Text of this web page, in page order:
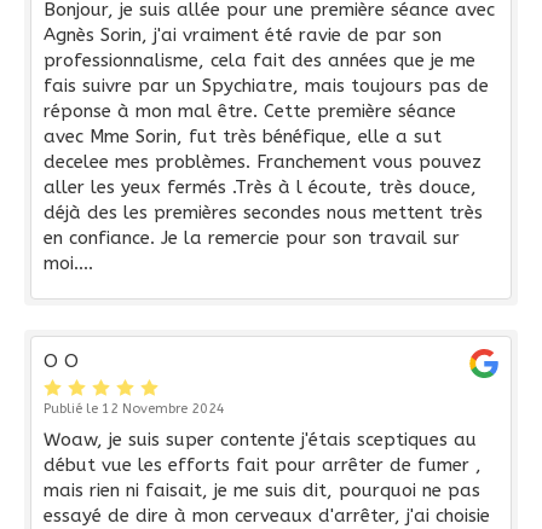
Bonjour, je suis allée pour une première séance avec
Agnès Sorin, j'ai vraiment été ravie de par son
professionnalisme, cela fait des années que je me
fais suivre par un Spychiatre, mais toujours pas de
réponse à mon mal être. Cette première séance
avec Mme Sorin, fut très bénéfique, elle a sut
decelee mes problèmes. Franchement vous pouvez
aller les yeux fermés .Très à l écoute, très douce,
déjà des les premières secondes nous mettent très
en confiance. Je la remercie pour son travail sur
moi....
O O
Publié le 12 Novembre 2024
Woaw, je suis super contente j'étais sceptiques au
début vue les efforts fait pour arrêter de fumer ,
mais rien ni faisait, je me suis dit, pourquoi ne pas
essayé de dire à mon cerveaux d'arrêter, j'ai choisie